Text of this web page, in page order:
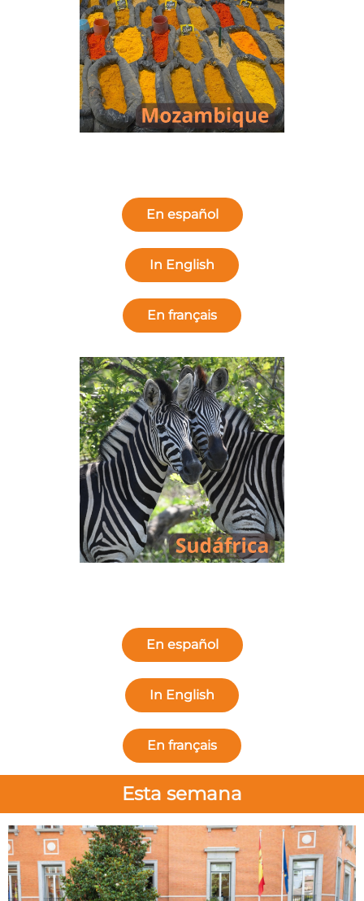
En español
In English
En français
En español
In English
En français
Esta semana